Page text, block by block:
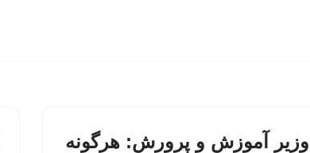
وزیر آموزش و پرورش: هرگونه